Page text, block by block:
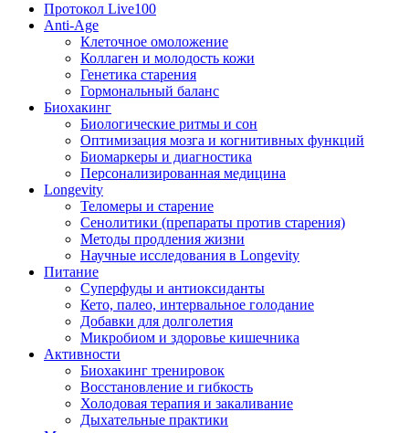
Протокол Live100
Anti-Age
Клеточное омоложение
Коллаген и молодость кожи
Генетика старения
Гормональный баланс
Биохакинг
Биологические ритмы и сон
Оптимизация мозга и когнитивных функций
Биомаркеры и диагностика
Персонализированная медицина
Longevity
Теломеры и старение
Сенолитики (препараты против старения)
Методы продления жизни
Научные исследования в Longevity
Питание
Суперфуды и антиоксиданты
Кето, палео, интервальное голодание
Добавки для долголетия
Микробиом и здоровье кишечника
Активности
Биохакинг тренировок
Восстановление и гибкость
Холодовая терапия и закаливание
Дыхательные практики